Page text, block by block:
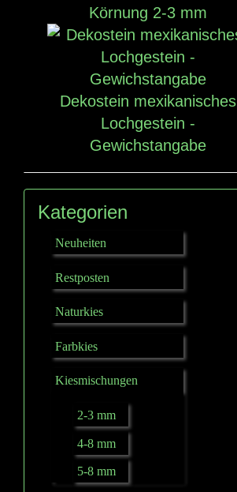
Körnung 2-3 mm
Dekostein mexikanisches
Lochgestein -
Gewichstangabe
Kategorien
Neuheiten
Restposten
Naturkies
Farbkies
Kiesmischungen
2-3 mm
4-8 mm
5-8 mm